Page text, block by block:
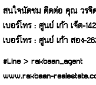
สนใจนัดชม ติดต่อ คุณ วรจิ
เบอร์โทร : ศูนย์ เก้า เจ็ด-
เบอร์โทร : ศูนย์ เก้า สอง-
#Line > rakbaan_agent
www.rakbaan-